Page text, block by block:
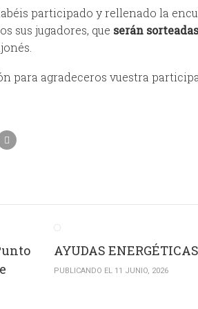
participado y rellenado la
sus jugadores, que serán
para agradeceros vuestra
AYUDAS
PUBLICANDO EL 11 JUNIO, 2026